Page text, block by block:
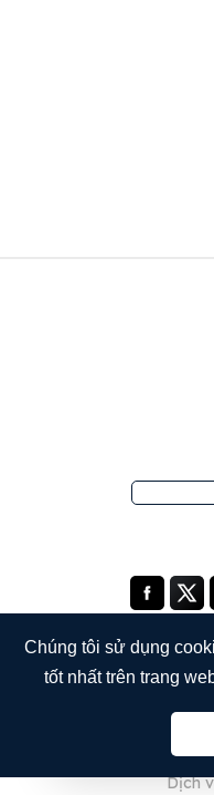
Chúng tôi sử dụng
tốt nhất trên trang
Giới
Dịch
Tiếng việt